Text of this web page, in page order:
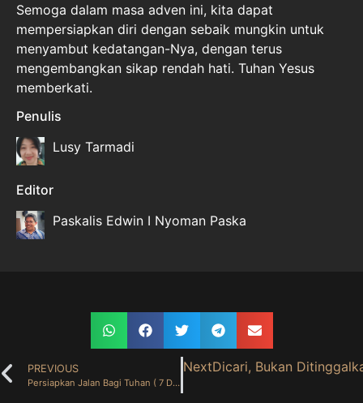
Semoga dalam masa adven ini, kita dapat
mempersiapkan diri dengan sebaik mungkin untuk
menyambut kedatangan-Nya, dengan terus
mengembangkan sikap rendah hati. Tuhan Yesus
memberkati.
Penulis
Lusy Tarmadi
Editor
Paskalis Edwin I Nyoman Paska
PREVIOUS
Persiapkan Jalan Bagi Tuhan ( 7 Desember 2025 )
NextDicari, Bukan